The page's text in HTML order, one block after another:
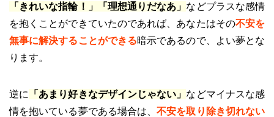
「きれいな指輪！」「理想通りだなあ」 などプラスな感情
を抱くことができていたのであれば、あなたはその不安を
無事に解決することができる暗示であるので、よい夢とな
ります。
逆に 「あまり好きなデザインじゃない」 などマイナスな感
情を抱いている夢である場合は、不安を取り除き切れない